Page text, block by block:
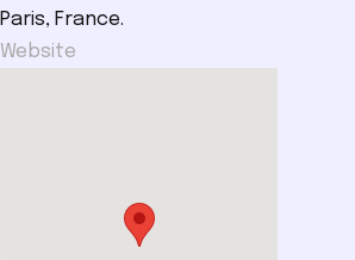
Paris, France.
Website